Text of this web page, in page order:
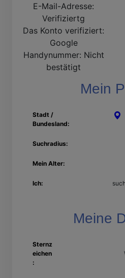
E-Mail-Adresse:
Verifiziertg
Das Konto verifiziert:
Google
Handynummer: Nicht
bestätigt
Mein
Stadt /
Bundesland:
Suchradius:
Mein Alter:
Ich:
Meine
Sternz
eichen
: